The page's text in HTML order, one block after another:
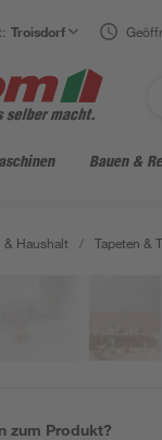
Troisdorf
Bauen &
& Haushalt / Tapeten &
zum Produkt?